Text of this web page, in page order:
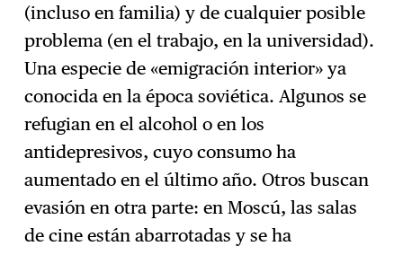
(incluso en familia) y de cualquier posible
problema (en el trabajo, en la universidad).
Una especie de «emigración interior» ya
conocida en la época soviética. Algunos se
refugian en el alcohol o en los
antidepresivos, cuyo consumo ha
aumentado en el último año. Otros buscan
evasión en otra parte: en Moscú, las salas
de cine están abarrotadas y se ha